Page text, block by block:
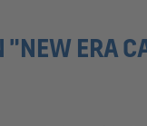
ERA